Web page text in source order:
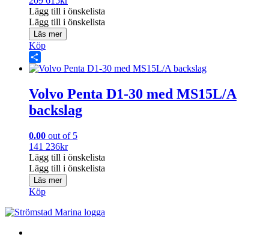
Lägg till i önskelista
Lägg till i önskelista
Läs mer
Köp
Share
Volvo Penta D1-30 med MS15L/A
backslag
0.00 out of 5
141 236kr
Lägg till i önskelista
Lägg till i önskelista
Läs mer
Köp